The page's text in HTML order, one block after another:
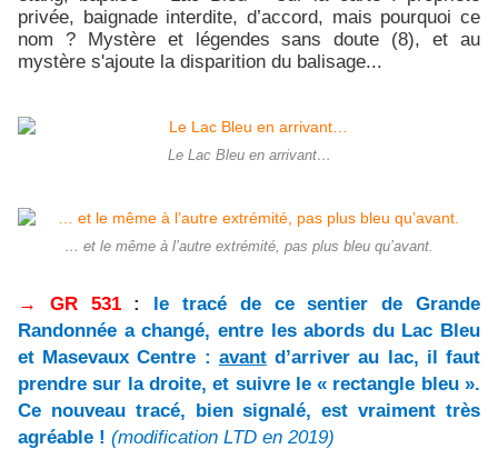
privée, baignade interdite, d’accord, mais pourquoi ce
nom ? Mystère et légendes sans doute (8), et au
mystère s'ajoute la disparition du balisage...
Le Lac Bleu en arrivant…
… et le même à l’autre extrémité, pas plus bleu qu’avant.
→ GR 531: le tracé de ce sentier de Grande
Randonnée a changé, entre les abords du Lac Bleu
et Masevaux Centre : avantd’arriver au lac, il faut
prendre sur la droite, et suivre le « rectangle bleu ».
Ce nouveau tracé, bien signalé, est vraiment très
agréable ! (modification LTD en 2019)